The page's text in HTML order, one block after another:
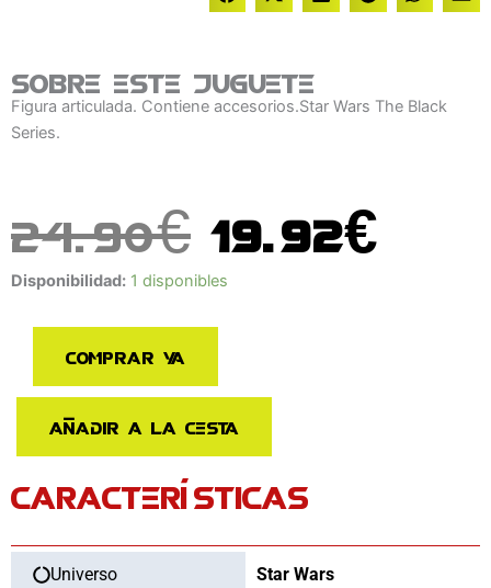
Sobre este juguete
Figura articulada. Contiene accesorios.Star Wars The Black
Series.
24.90€ El
precio
original
era:
24.90€.
19.92€
Disponibilidad: 1 disponibles
Figura
Shoretrooper
Wars
Mandalorian
Series
Comprar ya
Añadir a la cesta
CARACTERÍSTICAS
Universo Star Wars